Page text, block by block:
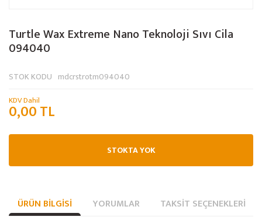
Turtle Wax Extreme Nano Teknoloji Sıvı Cila
094040
STOK KODU mdcrstrotm094040
KDV Dahil
0,00 TL
STOKTA YOK
ÜRÜN BILGISI YORUMLAR TAKSIT SEÇENEKLERI